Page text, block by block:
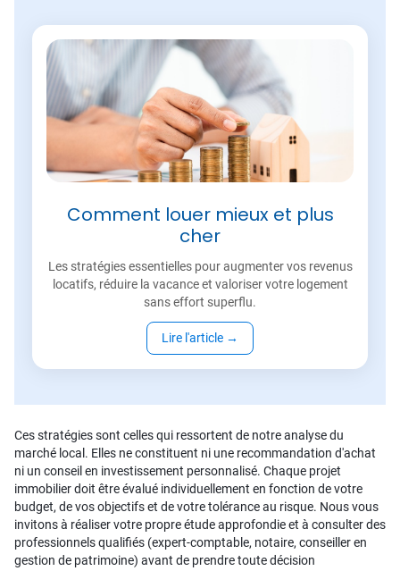
Comment louer mieux et plus
cher
Les stratégies essentielles pour augmenter vos revenus
locatifs, réduire la vacance et valoriser votre logement
sans effort superflu.
Lire l'article →
Ces stratégies sont celles qui ressortent de notre analyse du
marché local. Elles ne constituent ni une recommandation d'achat
ni un conseil en investissement personnalisé. Chaque projet
immobilier doit être évalué individuellement en fonction de votre
budget, de vos objectifs et de votre tolérance au risque. Nous vous
invitons à réaliser votre propre étude approfondie et à consulter des
professionnels qualifiés (expert-comptable, notaire, conseiller en
gestion de patrimoine) avant de prendre toute décision